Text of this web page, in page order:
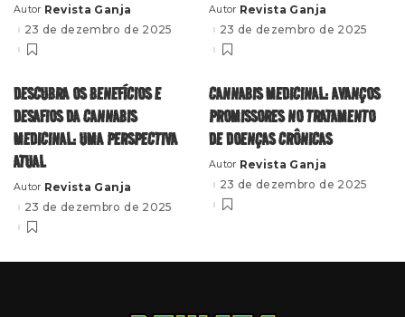
Posted
by
Autor Revista Ganja
23 de dezembro de 2025
Posted
by
Autor Revista Ganja
23 de dezembro de 2025
DESCUBRA OS BENEFÍCIOS E
DESAFIOS DA CANNABIS
MEDICINAL: UMA PERSPECTIVA
ATUAL
Posted
by
Autor Revista Ganja
23 de dezembro de 2025
CANNABIS MEDICINAL: AVANÇOS
PROMISSORES NO TRATAMENTO
DE DOENÇAS CRÔNICAS
Posted
by
Autor Revista Ganja
23 de dezembro de 2025